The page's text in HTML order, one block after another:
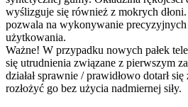
wyślizguje się również z mokrych
pozwala na wykonywanie
użytkowania.
Ważne! W przypadku nowych pałek
się utrudnienia związane z pierwszym
działał sprawnie / prawidłowo dotarł
rozłożyć go bez użycia nadmiernej siły.